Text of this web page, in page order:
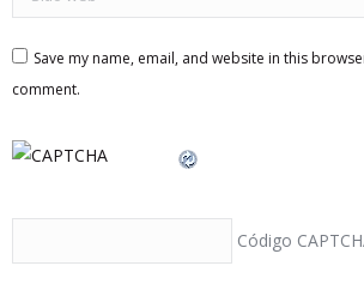
Save my name, email, and website in this
comment.
Código